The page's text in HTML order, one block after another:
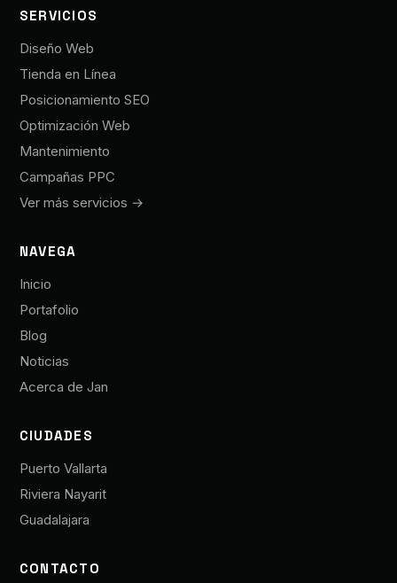
SERVICIOS
Diseño Web
Tienda en Línea
Posicionamiento SEO
Optimización Web
Mantenimiento
Campañas PPC
Ver más servicios →
NAVEGA
Inicio
Portafolio
Blog
Noticias
Acerca de Jan
CIUDADES
Puerto Vallarta
Riviera Nayarit
Guadalajara
CONTACTO